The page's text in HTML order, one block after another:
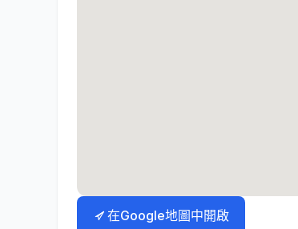
在Google地圖中開啟